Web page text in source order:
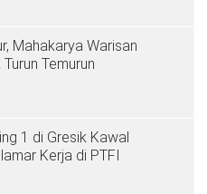
Mahakarya Warisan
Temurun
1 di Gresik Kawal
Kerja di PTFI